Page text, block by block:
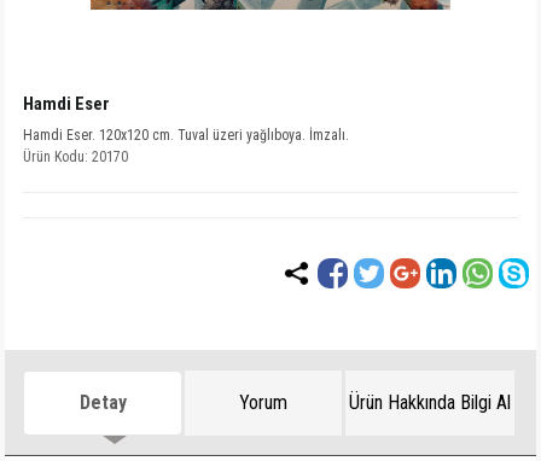
Hamdi Eser
Hamdi Eser. 120x120 cm. Tuval üzeri yağlıboya. İmzalı.
Ürün Kodu: 20170
Detay Yorum Ürün Hakkında Bilgi Al